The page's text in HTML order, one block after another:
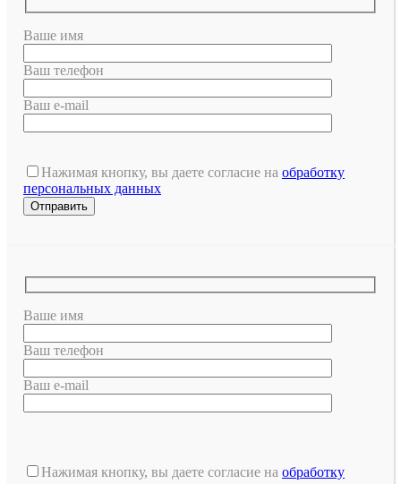
Ваше имя
Ваш телефон
Ваш e-mail
Нажимая кнопку, вы даете согласие на обработку
персональных данных
Ваше имя
Ваш телефон
Ваш e-mail
этоНажимая кнопку, вы даете согласие на обработку